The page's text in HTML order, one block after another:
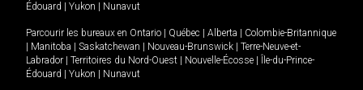
Édouard
Yukon Nunavut
Parcourir les bureaux en Ontario Québec Alberta
Colombie-Britannique
Manitoba Saskatchewan Nouveau-Brunswick
Terre-Neuve-et-
Labrador
Territoires du Nord-Ouest Nouvelle-Écosse
Île-du-Prince-
Édouard
Yukon Nunavut